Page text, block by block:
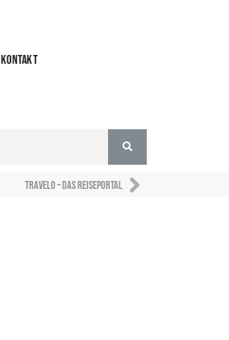
Kontakt
Travelo – das Reiseportal